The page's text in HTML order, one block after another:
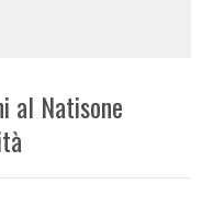
al Natisone